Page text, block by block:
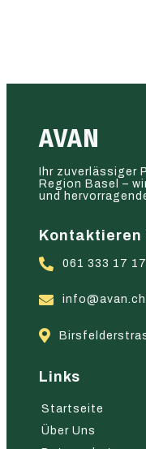
AVAN
Ihr zuverlässiger
Region Basel –
und
Kontaktieren
061 333 17 17
info@avan.ch
Links
Startseite
Über Uns